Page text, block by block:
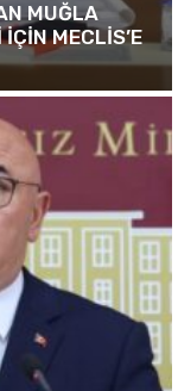
MUĞLA
MECLİS’E